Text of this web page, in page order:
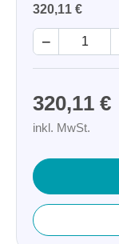
320,11 €
−
320,11 €
inkl. MwSt.